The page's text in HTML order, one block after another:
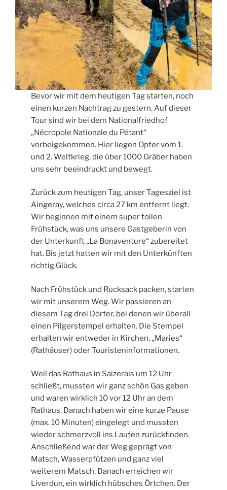
Bevor wir mit dem heutigen Tag starten, noch
einen kurzen Nachtrag zu gestern. Auf dieser
Tour sind wir bei dem Nationalfriedhof
„Nécropole Nationale du Pétant“
vorbeigekommen. Hier liegen Opfer vom 1.
und 2. Weltkrieg, die über 1000 Gräber haben
uns sehr beeindruckt und bewegt.
Zurück zum heutigen Tag, unser Tagesziel ist
Aingeray, welches circa 27 km entfernt liegt.
Wir beginnen mit einem super tollen
Frühstück, was uns unsere Gastgeberin von
der Unterkunft „La Bonaventure“ zubereitet
hat. Bis jetzt hatten wir mit den Unterkünften
richtig Glück.
Nach Frühstück und Rucksack packen, starten
wir mit unserem Weg. Wir passieren an
diesem Tag drei Dörfer, bei denen wir überall
einen Pilgerstempel erhalten. Die Stempel
erhalten wir entweder in Kirchen, „Maries“
(Rathäuser) oder Touristeninformationen.
Weil das Rathaus in Saizerais um 12 Uhr
schließt, mussten wir ganz schön Gas geben
und waren wirklich 10 vor 12 Uhr an dem
Rathaus. Danach haben wir eine kurze Pause
(max. 10 Minuten) eingelegt und mussten
wieder schmerzvoll ins Laufen zurückfinden.
Anschließend war der Weg geprägt von
Matsch, Wasserpfützen und ganz viel
weiterem Matsch. Danach erreichen wir
Liverdun, ein wirklich hübsches Örtchen. Der